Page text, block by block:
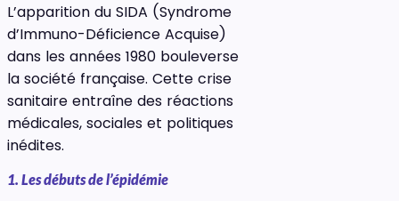
L’apparition du SIDA (Syndrome
d’Immuno-Déficience Acquise)
dans les années 1980 bouleverse
la société française. Cette crise
sanitaire entraîne des réactions
médicales, sociales et politiques
inédites.
1. Les débuts de l’épidémie